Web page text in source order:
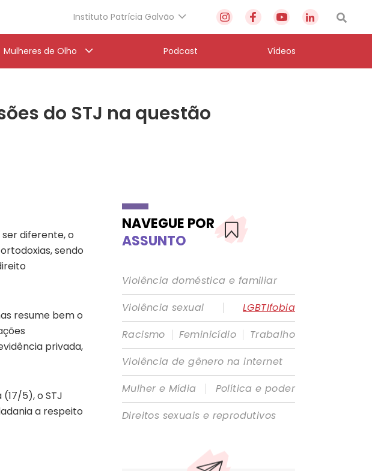
Instituto Patrícia Galvão
Mulheres de Olho Podcast Vídeos
do STJ na questão
diferente, o
sendo
resume bem o
privada,
5), o STJ
a respeito
NAVEGUE POR
ASSUNTO
Violência doméstica e familiar
Violência sexual
|
LGBTIfobia
Racismo | Feminicídio | Trabalho
Violência de gênero na internet
Mulher e Mídia
|
Política e poder
Direitos sexuais e reprodutivos